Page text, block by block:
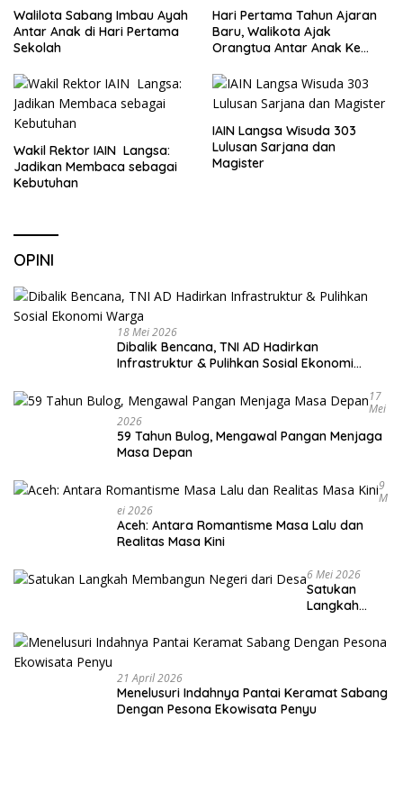
Walilota Sabang Imbau Ayah
Antar Anak di Hari Pertama
Sekolah
Hari Pertama Tahun Ajaran
Baru, Walikota Ajak
Orangtua Antar Anak Ke
Wakil Rektor IAIN Langsa:
Jadikan Membaca sebagai
Kebutuhan
IAIN Langsa Wisuda 303
Lulusan Sarjana dan
Magister
OPINI
18 Mei 2026
Dibalik Bencana, TNI AD Hadirkan
Infrastruktur & Pulihkan Sosial Ekonomi
17
Mei
2026
59 Tahun Bulog, Mengawal Pangan Menjaga
Masa Depan
9
M
Ei 2026
Aceh: Antara Romantisme Masa Lalu dan
Realitas Masa Kini
6 Mei 2026
Satukan
Langkah
Negeri dari
Desa
21 April 2026
Menelusuri Indahnya Pantai Keramat Sabang
Dengan Pesona Ekowisata Penyu